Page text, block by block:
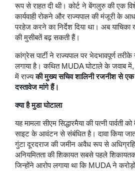
रूप से राहत दी थी। कोर्ट ने बेंगलुरु की एक
कार्यवाही रोकने और राज्यपाल की मंजूरी के
परहेज करने का निर्देश दिया था। अब याचिका
की मुसीबतें बढ़ सकती हैं।
कांग्रेस पार्टी ने राज्यपाल पर भेदभावपूर्ण
लगाया है। कथित MUDA घोटाले के जवाब में,
में राज्यकी मुख्य सचिव शालिनी रजनीश से एक
दस्तावेज मांगे हैं।
क्या है मुडा घोटाला
यह मामला सीएम सिद्धारमैया की पत्नी
साइट के आवंटन से संबंधित है। दावा किया
गुंटा दूरदराज की जमीन अवैध रूप से
अनियमितता की शिकायत सबसे पहले
जिन्होंने आरोप लगाया था कि MUDA ने